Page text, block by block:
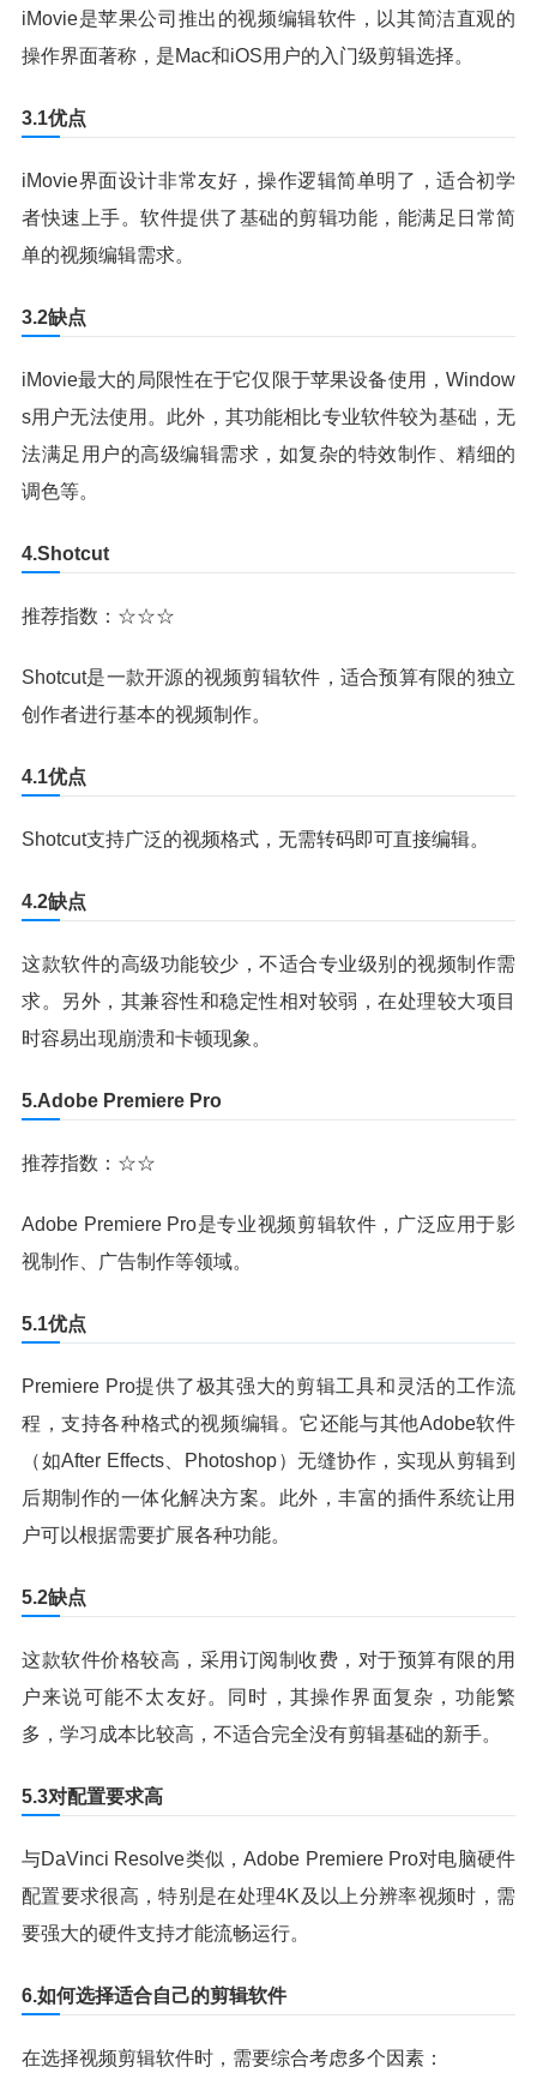
iMovie是苹果公司推出的视频编辑软件，以其简洁直观的
操作界面著称，是Mac和iOS用户的入门级剪辑选择。
3.1优点
iMovie界面设计非常友好，操作逻辑简单明了，适合初学
者快速上手。软件提供了基础的剪辑功能，能满足日常简
单的视频编辑需求。
3.2缺点
iMovie最大的局限性在于它仅限于苹果设备使用，Window
s用户无法使用。此外，其功能相比专业软件较为基础，无
法满足用户的高级编辑需求，如复杂的特效制作、精细的
调色等。
4.Shotcut
推荐指数：☆☆☆
Shotcut是一款开源的视频剪辑软件，适合预算有限的独立
创作者进行基本的视频制作。
4.1优点
Shotcut支持广泛的视频格式，无需转码即可直接编辑。
4.2缺点
这款软件的高级功能较少，不适合专业级别的视频制作需
求。另外，其兼容性和稳定性相对较弱，在处理较大项目
时容易出现崩溃和卡顿现象。
5.Adobe Premiere Pro
推荐指数：☆☆
Adobe Premiere Pro是专业视频剪辑软件，广泛应用于影
视制作、广告制作等领域。
5.1优点
Premiere Pro提供了极其强大的剪辑工具和灵活的工作流
程，支持各种格式的视频编辑。它还能与其他Adobe软件
（如After Effects、Photoshop）无缝协作，实现从剪辑到
后期制作的一体化解决方案。此外，丰富的插件系统让用
户可以根据需要扩展各种功能。
5.2缺点
这款软件价格较高，采用订阅制收费，对于预算有限的用
户来说可能不太友好。同时，其操作界面复杂，功能繁
多，学习成本比较高，不适合完全没有剪辑基础的新手。
5.3对配置要求高
与DaVinci Resolve类似，Adobe Premiere Pro对电脑硬件
配置要求很高，特别是在处理4K及以上分辨率视频时，需
要强大的硬件支持才能流畅运行。
6.如何选择适合自己的剪辑软件
在选择视频剪辑软件时，需要综合考虑多个因素：